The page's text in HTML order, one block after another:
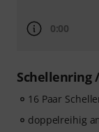
0:00
Schellenring
16 Paar
doppelreihig